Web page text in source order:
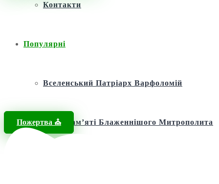
Контакти
Популярні
Вселенський Патріарх Варфоломій
Фонд пам’яті Блаженнішого Митрополита
Пожертва ⛪️